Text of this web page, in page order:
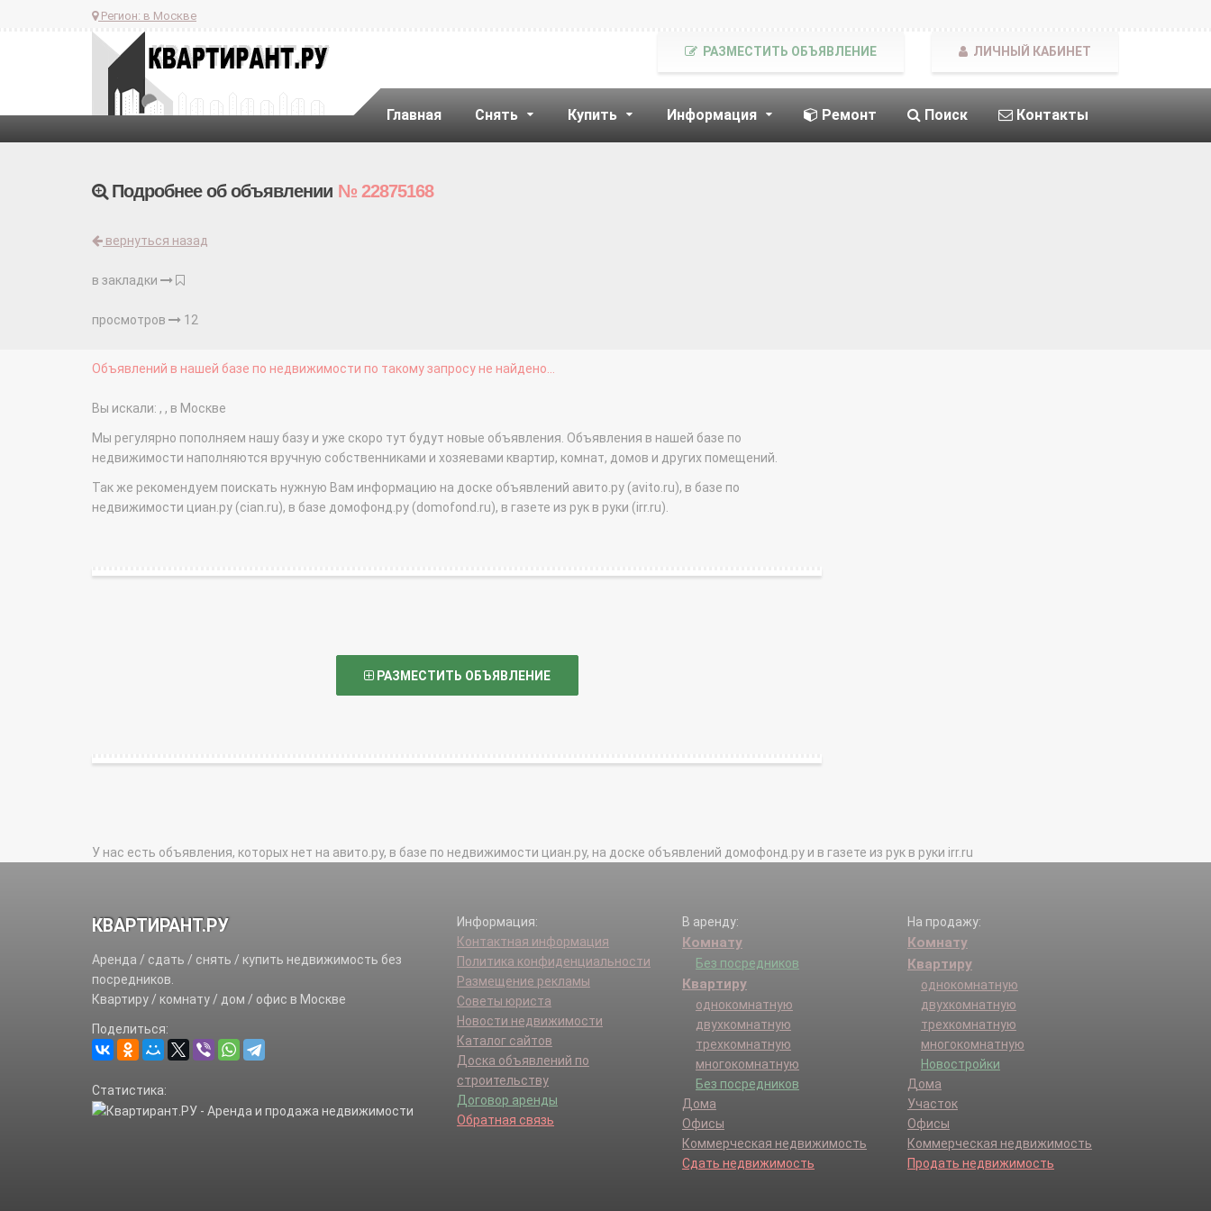
Регион: в Москве
Главная Снять Купить Информация Ремонт Поиск Контакты
РАЗМЕСТИТЬ ОБЪЯВЛЕНИЕ ЛИЧНЫЙ КАБИНЕТ
Подробнее об объявлении № 22875168
вернуться назад
в закладки
просмотров 12
Объявлений в нашей базе по недвижимости по такому запросу не найдено...
Вы искали: , , в Москве
Мы регулярно пополняем нашу базу и уже скоро тут будут новые объявления. Объявления в нашей базе по
недвижимости наполняются вручную собственниками и хозяевами квартир, комнат, домов и других помещений.
Так же рекомендуем поискать нужную Вам информацию на доске объявлений авито.ру (avito.ru), в базе по
недвижимости циан.ру (cian.ru), в базе домофонд.ру (domofond.ru), в газете из рук в руки (irr.ru).
РАЗМЕСТИТЬ ОБЪЯВЛЕНИЕ
У нас есть объявления, которых нет на авито.ру, в базе по недвижимости циан.ру, на доске объявлений домофонд.ру и в газете из рук в руки irr.ru
КВАРТИРАНТ.РУ
Аренда / сдать / снять / купить недвижимость без
посредников.
Квартиру / комнату / дом / офис в Москве
Поделиться:
Статистика:
Информация:
Контактная информация
Политика конфиденциальности
Размещение рекламы
Советы юриста
Новости недвижимости
Каталог сайтов
Доска объявлений по
строительству
Договор аренды
Обратная связь
В аренду:
Комнату
Без посредников
Квартиру
однокомнатную
двухкомнатную
трехкомнатную
многокомнатную
Без посредников
Дома
Офисы
Коммерческая недвижимость
Сдать недвижимость
На продажу:
Комнату
Квартиру
однокомнатную
двухкомнатную
трехкомнатную
многокомнатную
Новостройки
Дома
Участок
Офисы
Коммерческая недвижимость
Продать недвижимость